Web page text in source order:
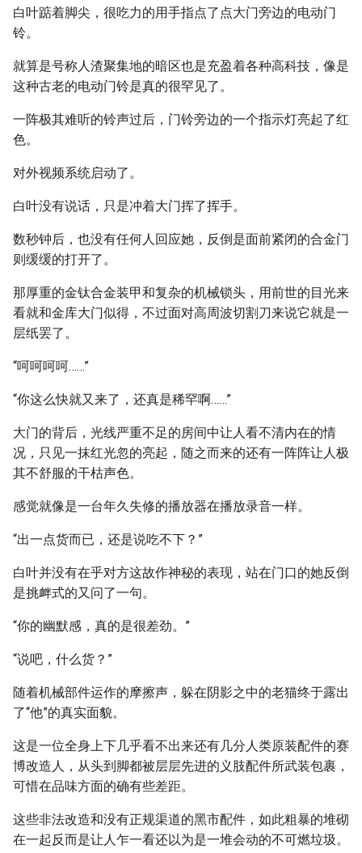
白叶踮着脚尖，很吃力的用手指点了点大门旁边的电动门
铃。
就算是号称人渣聚集地的暗区也是充盈着各种高科技，像是
这种古老的电动门铃是真的很罕见了。
一阵极其难听的铃声过后，门铃旁边的一个指示灯亮起了红
色。
对外视频系统启动了。
白叶没有说话，只是冲着大门挥了挥手。
数秒钟后，也没有任何人回应她，反倒是面前紧闭的合金门
则缓缓的打开了。
那厚重的金钛合金装甲和复杂的机械锁头，用前世的目光来
看就和金库大门似得，不过面对高周波切割刀来说它就是一
层纸罢了。
“呵呵呵呵……”
“你这么快就又来了，还真是稀罕啊……”
大门的背后，光线严重不足的房间中让人看不清内在的情
况，只见一抹红光忽的亮起，随之而来的还有一阵阵让人极
其不舒服的干枯声色。
感觉就像是一台年久失修的播放器在播放录音一样。
“出一点货而已，还是说吃不下？”
白叶并没有在乎对方这故作神秘的表现，站在门口的她反倒
是挑衅式的又问了一句。
“你的幽默感，真的是很差劲。”
“说吧，什么货？”
随着机械部件运作的摩擦声，躲在阴影之中的老猫终于露出
了“他”的真实面貌。
这是一位全身上下几乎看不出来还有几分人类原装配件的赛
博改造人，从头到脚都被层层先进的义肢配件所武装包裹，
可惜在品味方面的确有些差距。
这些非法改造和没有正规渠道的黑市配件，如此粗暴的堆砌
在一起反而是让人乍一看还以为是一堆会动的不可燃垃圾。